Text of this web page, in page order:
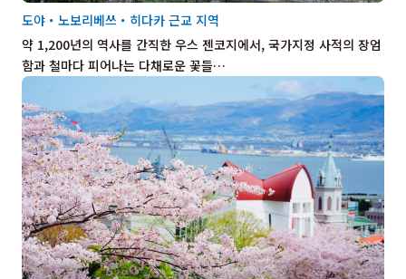
약 1,200년의 역사를 간직한 우스 젠코지에서, 국가지정 사적의 장엄
함과 철마다 피어나는 다채로운 꽃들…
도야・노보리베쓰・히다카 근교 지역